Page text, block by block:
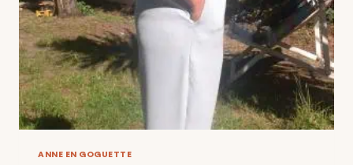
AVEC
CHRISTIAN
LACROIX
ANNE EN GOGUETTE